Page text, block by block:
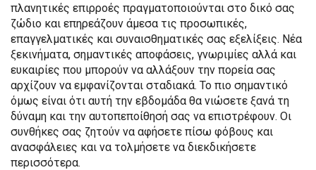
πλανητικές επιρροές πραγματοποιούνται στο δικό σας
ζώδιο και επηρεάζουν άμεσα τις προσωπικές,
επαγγελματικές και συναισθηματικές σας εξελίξεις. Νέα
ξεκινήματα, σημαντικές αποφάσεις, γνωριμίες αλλά και
ευκαιρίες που μπορούν να αλλάξουν την πορεία σας
αρχίζουν να εμφανίζονται σταδιακά. Το πιο σημαντικό
όμως είναι ότι αυτή την εβδομάδα θα νιώσετε ξανά τη
δύναμη και την αυτοπεποίθησή σας να επιστρέφουν. Οι
συνθήκες σας ζητούν να αφήσετε πίσω φόβους και
ανασφάλειες και να τολμήσετε να διεκδικήσετε
περισσότερα.